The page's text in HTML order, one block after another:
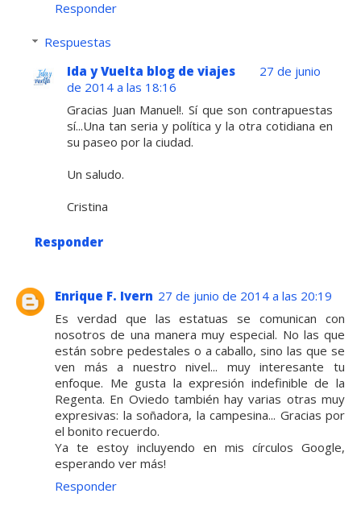
Responder
Respuestas
Ida y Vuelta blog de viajes
27 de junio
de 2014 a las 18:16
Gracias Juan Manuel!. Sí que son contrapuestas
sí...Una tan seria y política y la otra cotidiana en
su paseo por la ciudad.
Un saludo.
Cristina
Responder
Enrique F. Ivern 27 de junio de 2014 a las 20:19
Es verdad que las estatuas se comunican con
nosotros de una manera muy especial. No las que
están sobre pedestales o a caballo, sino las que se
ven más a nuestro nivel... muy interesante tu
enfoque. Me gusta la expresión indefinible de la
Regenta. En Oviedo también hay varias otras muy
expresivas: la soñadora, la campesina... Gracias por
el bonito recuerdo.
Ya te estoy incluyendo en mis círculos Google,
esperando ver más!
Responder